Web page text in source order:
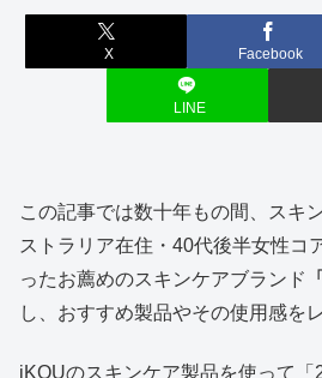
X Facebook
LINE
この記事では数十年もの間、スキ
ストラリア在住・40代後半女性コ
ったお薦めのスキンケアブランド
し、おすすめ製品やその使用感を
iKOUのスキンケア製品を使って